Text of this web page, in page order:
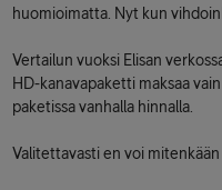
huomioimatta. Nyt kun
Vertailun vuoksi Elisan
HD-kanavapaketti maksaa
paketissa vanhalla hinnalla.
Valitettavasti en voi mitenkään